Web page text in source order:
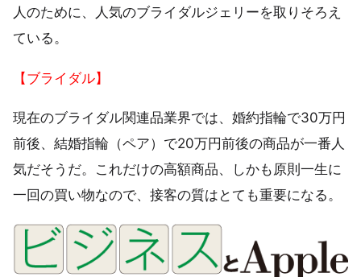
人のために、人気のブライダルジェリーを取りそろえ
ている。
【ブライダル】
現在のブライダル関連品業界では、婚約指輪で30万円
前後、結婚指輪（ペア）で20万円前後の商品が一番人
気だそうだ。これだけの高額商品、しかも原則一生に
一回の買い物なので、接客の質はとても重要になる。